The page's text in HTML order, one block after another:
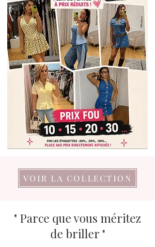
VOIR LA COLLECTION
" Parce que vous méritez
de briller "